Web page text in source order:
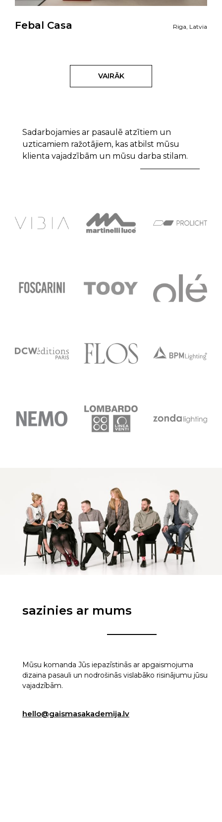
Febal Casa Riga, Latvia
VAIRĀK
Sadarbojamies ar pasaulē atzītiem un
uzticamiem ražotājiem, kas atbilst mūsu
klienta vajadzībām un mūsu darba stilam.
sazinies ar mums
Mūsu komanda Jūs iepazīstinās ar apgaismojuma
dizaina pasauli un nodrošinās vislabāko risinājumu jūsu
vajadzībām.
hello@gaismasakademija.lv